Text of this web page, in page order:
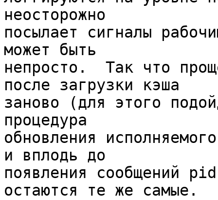
неосторожно
посылает сигналы
может быть
непросто.  Так что
после загрузки кэша
заново (для этого
процедура
обновления
и вплодь до
появления сообщений
остаются те же самые.